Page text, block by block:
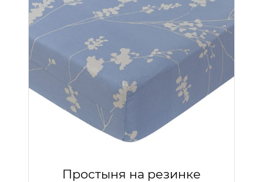
Простыня на резинке